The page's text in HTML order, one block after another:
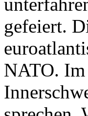
gefeiert.
NATO.